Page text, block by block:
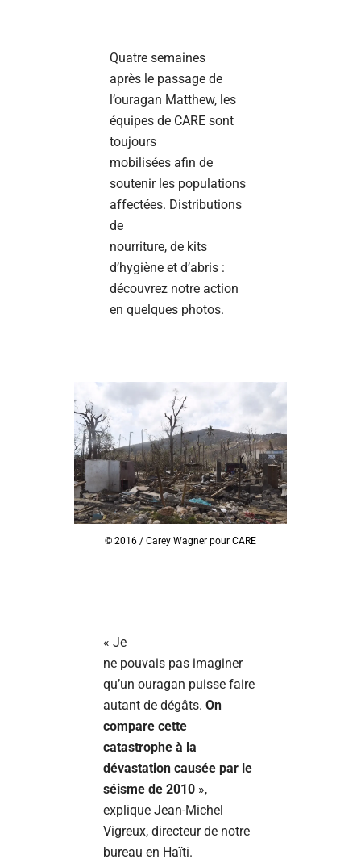
Quatre semaines
après le passage de
l’ouragan Matthew, les
équipes de CARE sont
toujours
mobilisées afin de
soutenir les populations
affectées. Distributions
de
nourriture, de kits
d’hygiène et d’abris :
découvrez notre action
en quelques photos.
© 2016 / Carey Wagner pour CARE
« Je
ne pouvais pas imaginer
qu’un ouragan puisse faire
autant de dégâts. On
compare cette
catastrophe à la
dévastation causée par le
séisme de 2010 »,
explique Jean-Michel
Vigreux, directeur de notre
bureau en Haïti.